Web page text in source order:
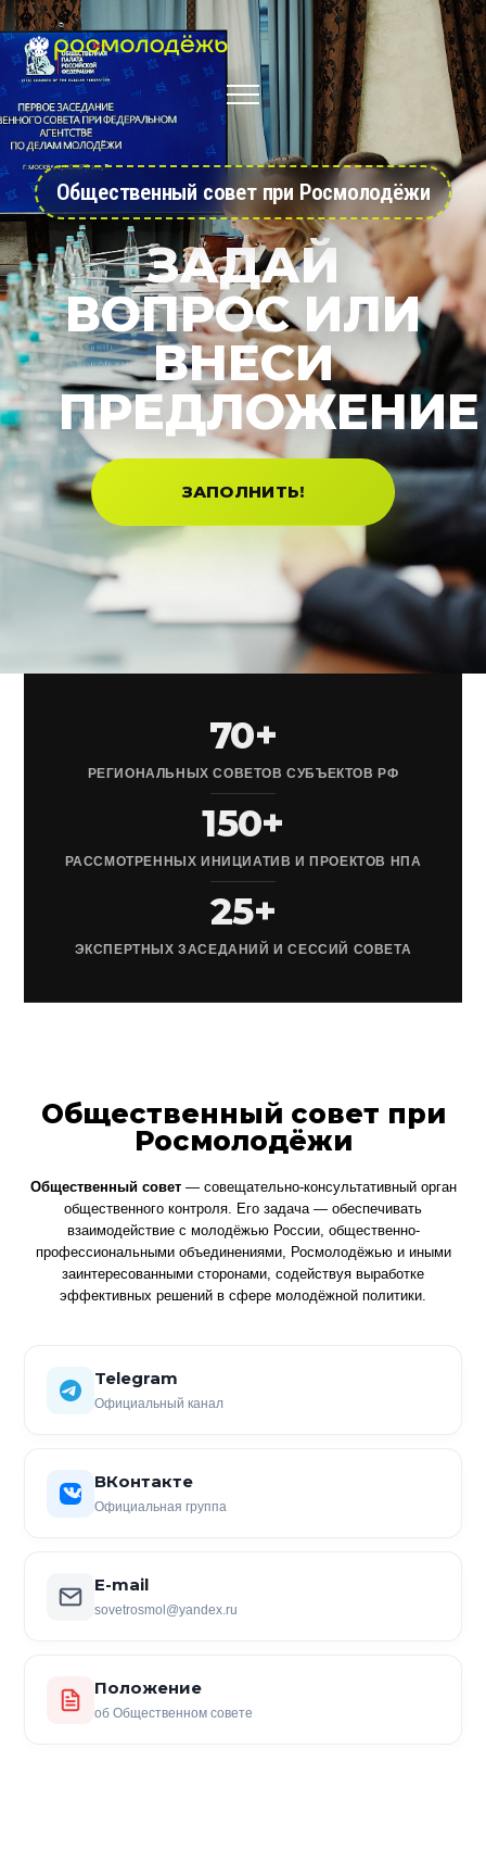
Общественный совет при Росмолодёжи
ЗАДАЙ
ВОПРОС ИЛИ
ВНЕСИ
ПРЕДЛОЖЕНИЕ
ЗАПОЛНИТЬ!
70+
РЕГИОНАЛЬНЫХ СОВЕТОВ СУБЪЕКТОВ РФ
150+
РАССМОТРЕННЫХ ИНИЦИАТИВ И ПРОЕКТОВ НПА
25+
ЭКСПЕРТНЫХ ЗАСЕДАНИЙ И СЕССИЙ СОВЕТА
Общественный совет при
Росмолодёжи
Общественный совет— совещательно-консультативный орган
общественного контроля. Его задача — обеспечивать
взаимодействие с молодёжью России, общественно-
профессиональными объединениями, Росмолодёжью и иными
заинтересованными сторонами, содействуя выработке
эффективных решений в сфере молодёжной политики.
Telegram
Официальный канал
ВКонтакте
Официальная группа
E-mail
sovetrosmol@yandex.ru
Положение
об Общественном совете